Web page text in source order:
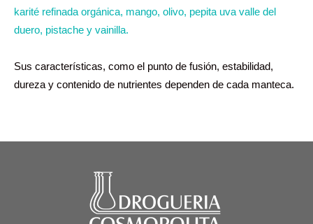
karité refinada orgánica, mango, olivo, pepita uva valle del
duero, pistache y vainilla.
Sus características, como el punto de fusión, estabilidad,
dureza y contenido de nutrientes dependen de cada manteca.